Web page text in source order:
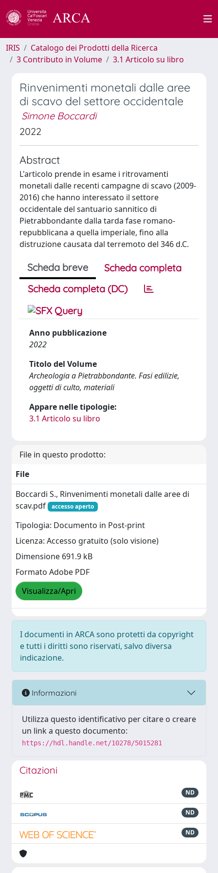
IRIS
Catalogo dei Prodotti della Ricerca
3 Contributo in Volume
3.1 Articolo su libro
Rinvenimenti monetali dalle aree
di scavo del settore occidentale
Simone Boccardi
2022
Abstract
L'articolo prende in esame i ritrovamenti
monetali dalle recenti campagne di scavo (2009-
2016) che hanno interessato il settore
occidentale del santuario sannitico di
Pietrabbondante dalla tarda fase romano-
repubblicana a quella imperiale, fino alla
distruzione causata dal terremoto del 346 d.C.
Scheda breve
Scheda completa
Scheda completa (DC)
Anno pubblicazione
2022
Titolo del Volume
Archeologia a Pietrabbondante. Fasi edilizie,
oggetti di culto, materiali
Appare nelle tipologie:
3.1 Articolo su libro
File in questo prodotto:
File
Boccardi S., Rinvenimenti monetali dalle aree di
scav.pdf
accesso aperto
Tipologia: Documento in Post-print
Licenza: Accesso gratuito (solo visione)
Dimensione 691.9 kB
Formato Adobe PDF
Visualizza/Apri
I documenti in ARCA sono protetti da copyright
e tutti i diritti sono riservati, salvo diversa
indicazione.
Informazioni
Utilizza questo identificativo per citare o creare
un link a questo documento:
https://hdl.handle.net/10278/5015281
Citazioni
ND
ND
ND